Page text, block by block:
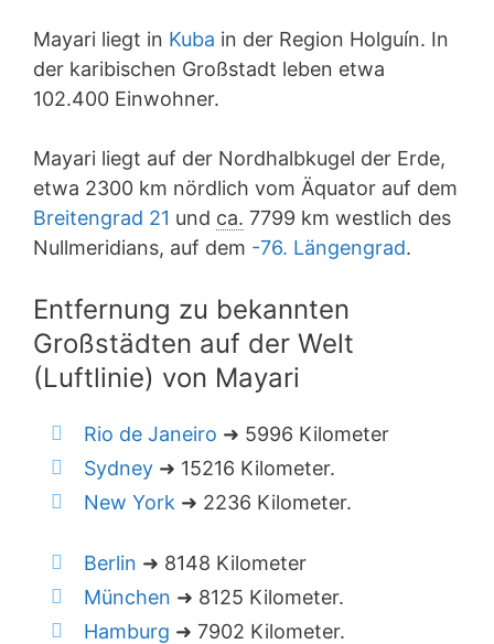
Mayari liegt in Kuba in der Region Holguín. In
der karibischen Großstadt leben etwa
102.400 Einwohner.
Mayari liegt auf der Nordhalbkugel der Erde,
etwa 2300 km nördlich vom Äquator auf dem
Breitengrad 21 und ca. 7799 km westlich des
Nullmeridians, auf dem -76. Längengrad.
Entfernung zu bekannten
Großstädten auf der Welt
(Luftlinie) von Mayari
Rio de Janeiro ➜ 5996 Kilometer
Sydney ➜ 15216 Kilometer.
New York ➜ 2236 Kilometer.
Berlin ➜ 8148 Kilometer
München ➜ 8125 Kilometer.
Hamburg ➜ 7902 Kilometer.